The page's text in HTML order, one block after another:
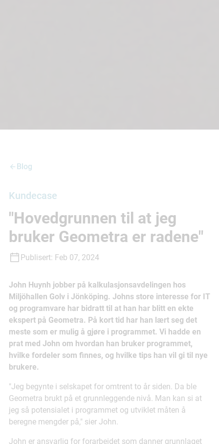
Blog
Kundecase
"Hovedgrunnen til at jeg
bruker Geometra er radene"
Publisert: Feb 07, 2024
John Huynh jobber på kalkulasjonsavdelingen hos
Miljöhallen Golv i Jönköping. Johns store interesse for IT
og programvare har bidratt til at han har blitt en ekte
ekspert på Geometra. På kort tid har han lært seg det
meste som er mulig å gjøre i programmet. Vi hadde en
prat med John om hvordan han bruker programmet,
hvilke fordeler som finnes, og hvilke tips han vil gi til nye
brukere.
"Jeg begynte i selskapet for omtrent to år siden. Da ble
Geometra brukt på et grunnleggende nivå. Man kan si at
jeg så potensialet i programmet og utviklet måten å
beregne mengder på," sier John.
John er ansvarlig for forarbeidet som danner grunnlaget